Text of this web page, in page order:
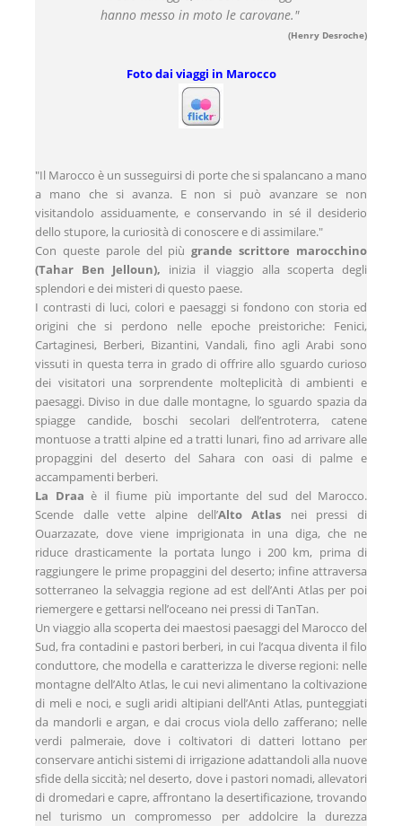
hanno messo in moto le carovane."
(Henry Desroche)
Foto dai viaggi in Marocco
"Il Marocco è un susseguirsi di porte che si spalancano a mano
a mano che si avanza. E non si può avanzare se non
visitandolo assiduamente, e conservando in sé il desiderio
dello stupore, la curiosità di conoscere e di assimilare."
Con queste parole del piùgrande scrittore marocchino
(Tahar Ben Jelloun), inizia il viaggio alla scoperta degli
splendori e dei misteri di questo paese.
I contrasti di luci, colori e paesaggi si fondono con storia ed
origini che si perdono nelle epoche preistoriche: Fenici,
Cartaginesi, Berberi, Bizantini, Vandali, fino agli Arabi sono
vissuti in questa terra in grado di offrire allo sguardo curioso
dei visitatori una sorprendente molteplicità di ambienti e
paesaggi. Diviso in due dalle montagne, lo sguardo spazia da
spiagge candide, boschi secolari dell’entroterra, catene
montuose a tratti alpine ed a tratti lunari, fino ad arrivare alle
propaggini del deserto del Sahara con oasi di palme e
accampamenti berberi.
La Draa è il fiume più importante del sud del Marocco.
Scende dalle vette alpine dell’Alto Atlas nei pressi di
Ouarzazate, dove viene imprigionata in una diga, che ne
riduce drasticamente la portata lungo i 200 km, prima di
raggiungere le prime propaggini del deserto; infine attraversa
sotterraneo la selvaggia regione ad est dell’Anti Atlas per poi
riemergere e gettarsi nell’oceano nei pressi di TanTan.
Un viaggio alla scoperta dei maestosi paesaggi del Marocco del
Sud, fra contadini e pastori berberi, in cui l’acqua diventa il filo
conduttore, che modella e caratterizza le diverse regioni: nelle
montagne dell’Alto Atlas, le cui nevi alimentano la coltivazione
di meli e noci, e sugli aridi altipiani dell’Anti Atlas, punteggiati
da mandorli e argan, e dai crocus viola dello zafferano; nelle
verdi palmeraie, dove i coltivatori di datteri lottano per
conservare antichi sistemi di irrigazione adattandoli alla nuove
sfide della siccità; nel deserto, dove i pastori nomadi, allevatori
di dromedari e capre, affrontano la desertificazione, trovando
nel turismo un compromesso per addolcire la durezza